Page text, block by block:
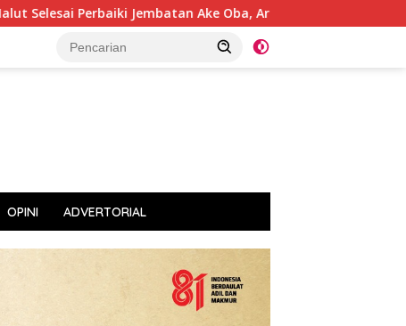
Ake Oba, Arus Lalulintas Kembali Normal
OPINI ADVERTORIAL